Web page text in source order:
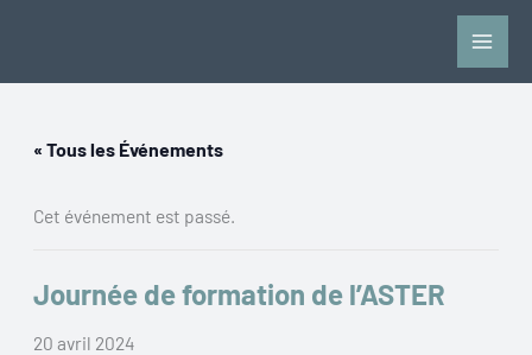
« Tous les Événements
Cet événement est passé.
Journée de formation de l’ASTER
20 avril 2024